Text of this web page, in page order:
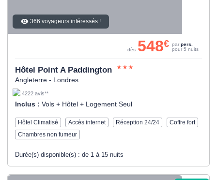
366 voyageurs intéressés !
Hôtel Point A Paddington
Angleterre - Londres
4222 avis**
Inclus : Vols + Hôtel + Logement Seul
Hôtel Climatisé Accès internet Réception 24/24
Coffre fort
Chambres non fumeur
Durée(s) disponible(s) : de 1 à 15 nuits
dès 548€ par pers.
pour 5 nuits